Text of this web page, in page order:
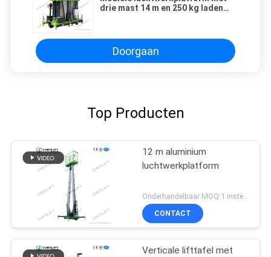
drie mast 14 m en 250 kg laden
Doorgaan
Top Producten
12 m aluminium
luchtwerkplatform
Onderhandelbaar MOQ:1 Instellen
CONTACT
Verticale lifttafel met